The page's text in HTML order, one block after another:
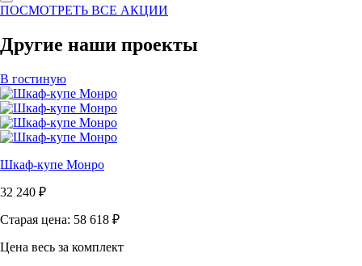
ПОСМОТРЕТЬ ВСЕ АКЦИИ
Другие наши проекты
В гостиную
Шкаф-купе Монро
32 240 ₽
Старая цена: 58 618 ₽
Цена весь за комплект